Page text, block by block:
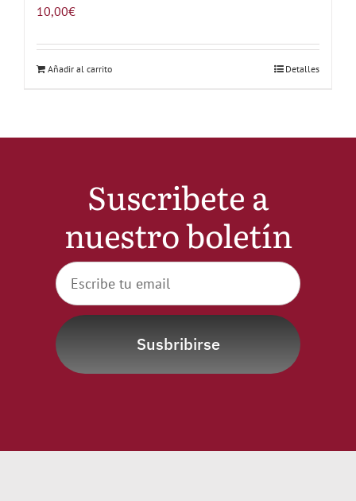
10,00€
Añadir al carrito Detalles
Suscribete a
nuestro boletín
Susbribirse